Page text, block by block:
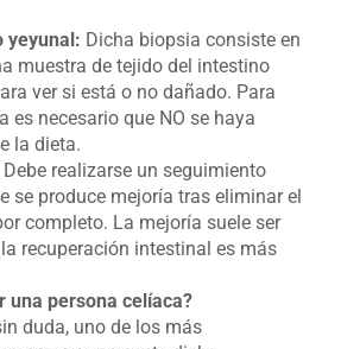
yeyunal: Dicha biopsia consiste en
muestra de tejido del intestino
ver si está o no dañado. Para
es necesario que NO se haya
la dieta.
Debe realizarse un seguimiento
se produce mejoría tras eliminar el
completo. La mejoría suele ser
recuperación intestinal es más
una persona celíaca?
duda, uno de los más